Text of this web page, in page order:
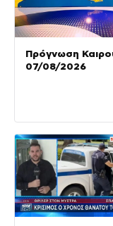
Πρόγνωση
07/08/2026